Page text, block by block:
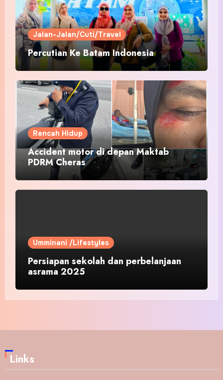
Jalan-Jalan/Cuti/Travel
Percutian Ke Batam Indonesia
Rencah Hidup
Accident motor di depan Maktab
PDRM Cheras
Umminani /Lifestyles
Persiapan sekolah dan perbelanjaan
asrama 2025
Links